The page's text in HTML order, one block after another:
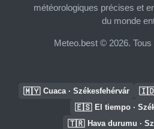
météorologiques précises et
du monde
Meteo.best © 2026.
🇲🇾 Cuaca · Székesfehérvár
🇪🇸 El tiempo ·
🇹🇷 Hava durumu ·